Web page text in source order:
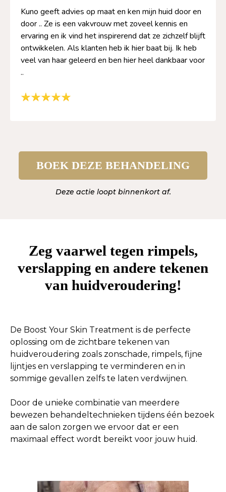
Kuno geeft advies op maat en ken mijn huid door en
door .. Ze is een vakvrouw met zoveel kennis en
ervaring en ik vind het inspirerend dat ze zichzelf blijft
ontwikkelen. Als klanten heb ik hier baat bij. Ik heb
veel van haar geleerd en ben hier heel dankbaar voor
..
BOEK DEZE BEHANDELING
Deze actie loopt binnenkort af.
Zeg vaarwel tegen rimpels,
verslapping en andere tekenen
van huidveroudering!
De Boost Your Skin Treatment is de perfecte
oplossing om de zichtbare tekenen van
huidveroudering zoals zonschade, rimpels, fijne
lijntjes en verslapping te verminderen en in
sommige gevallen zelfs te laten verdwijnen.
Door de unieke combinatie van meerdere
bewezen behandeltechnieken tijdens één bezoek
aan de salon zorgen we ervoor dat er een
maximaal effect wordt bereikt voor jouw huid.